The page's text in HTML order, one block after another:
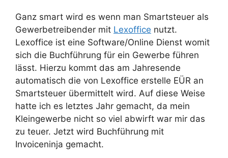
Ganz smart wird es wenn man Smartsteuer als
Gewerbetreibender mit Lexoffice nutzt.
Lexoffice ist eine Software/Online Dienst womit
sich die Buchführung für ein Gewerbe führen
lässt. Hierzu kommt das am Jahresende
automatisch die von Lexoffice erstelle EÜR an
Smartsteuer übermittelt wird. Auf diese Weise
hatte ich es letztes Jahr gemacht, da mein
Kleingewerbe nicht so viel abwirft war mir das
zu teuer. Jetzt wird Buchführung mit
Invoiceninja gemacht.